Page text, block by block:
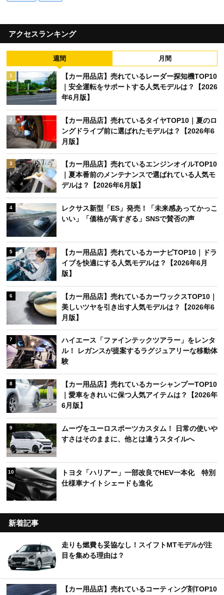
アクセスランキング
週間 月間
1
【カー用品店】売れているレーダー探知機TOP10
｜安全運転をサポートする人気モデルは？【2026
年6月版】
2
【カー用品店】売れているタイヤTOP10｜夏のロ
ングドライブ前に選ばれたモデルは？【2026年6
月版】
3
【カー用品店】売れているエンジンオイルTOP10
｜夏本番前のメンテナンスで選ばれている人気モ
デルは？【2026年6月版】
4
レクサス新型「ES」発売！「未来感あってかっこ
いい」「価格が高すぎる」SNSで賛否の声
5
【カー用品店】売れているカーナビTOP10｜ドラ
イブを快適にする人気モデルは？【2026年6月
版】
6
【カー用品店】売れているカーワックスTOP10｜
美しいツヤを引き出す人気モデルは？【2026年6
月版】
7
ハイエース「ファインテックツアラー」をレンタ
ル！ レガンスが提案するラグジュアリーな移動体
験
8
【カー用品店】売れているカーシャンプーTOP10
｜愛車をきれいに保つ人気アイテムは？【2026年
6月版】
9
ムーヴをユーロスポーツカスタム！ 日常の使いや
すさはそのままに、他とは違うスタイルへ
10
トヨタ「ハリアー」一部改良でHEV一本化 特別
仕様車ナイトシェードも進化
新着記事
走りも燃費も妥協なし！スイフトMTモデルが注
目を集める理由は？
【カー用品店】売れているコーティング剤TOP10